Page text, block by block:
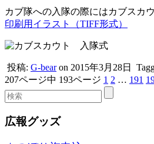
カブ隊への入隊の際にはカブスカ
印刷用イラスト（TIFF形式）
投稿: G-bearon 2015年3月28日
207ページ中 193ページ 1 2 … 191
広報グッズ